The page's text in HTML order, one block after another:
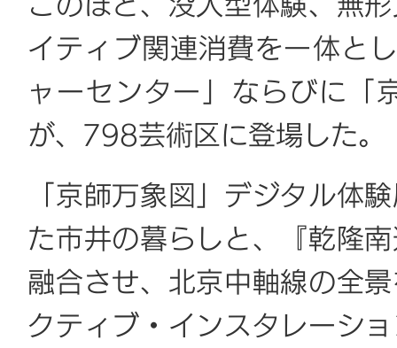
イティブ関連消費を一体と
ャーセンター」ならびに「
が、798芸術区に登場した。
「京師万象図」デジタル体
た市井の暮らしと、『乾隆
融合させ、北京中軸線の全
クティブ・インスタレーシ